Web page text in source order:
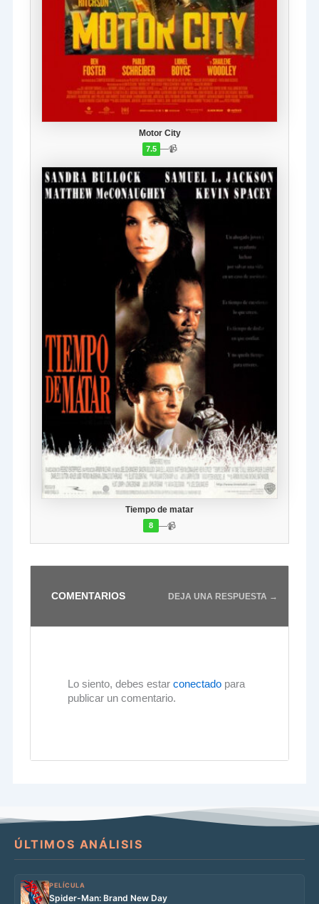
Motor City
7.5 —📹
Tiempo de matar
8 —📹
COMENTARIOS DEJA UNA RESPUESTA →
Lo siento, debes estar conectadopara
publicar un comentario.
ÚLTIMOS ANÁLISIS
PELÍCULA
Spider-Man: Brand New Day